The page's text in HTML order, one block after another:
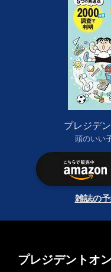
プレジデ
頭のいい
雑誌の
プレジデントオ